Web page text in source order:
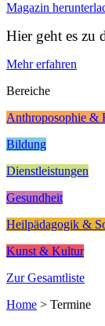
Magazin
Hier geht es zu
Mehr erfahren
Bereiche
Anthroposophie &
Bildung
Dienstleistungen
Gesundheit
Heilpädagogik &
Kunst & Kultur
Zur Gesamtliste
Home > Termine